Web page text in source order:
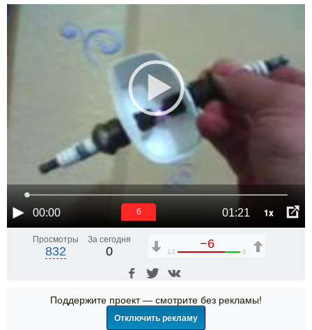
00:00 01:21 1x
6
Просмотры
832
За сегодня
0
−6
12 6
Поддержите проект — смотрите без рекламы!
Отключить рекламу